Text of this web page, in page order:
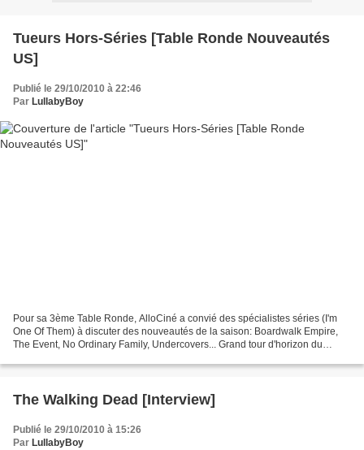
Tueurs Hors-Séries [Table Ronde Nouveautés
US]
Publié le 29/10/2010 à 22:46
Par LullabyBoy
Pour sa 3ème Table Ronde, AlloCiné a convié des spécialistes séries (I'm
One Of Them) à discuter des nouveautés de la saison: Boardwalk Empire,
The Event, No Ordinary Family, Undercovers... Grand tour d'horizon du
The Walking Dead [Interview]
Publié le 29/10/2010 à 15:26
Par LullabyBoy